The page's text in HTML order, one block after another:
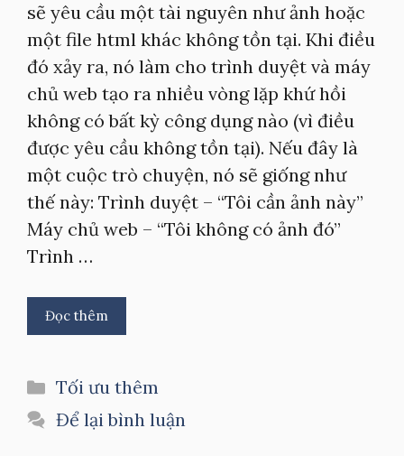
sẽ yêu cầu một tài nguyên như ảnh hoặc
một file html khác không tồn tại. Khi điều
đó xảy ra, nó làm cho trình duyệt và máy
chủ web tạo ra nhiều vòng lặp khứ hồi
không có bất kỳ công dụng nào (vì điều
được yêu cầu không tồn tại). Nếu đây là
một cuộc trò chuyện, nó sẽ giống như
thế này: Trình duyệt – “Tôi cần ảnh này”
Máy chủ web – “Tôi không có ảnh đó”
Trình …
Đọc thêm
Danh
mục
Tối ưu thêm
Để lại bình luận